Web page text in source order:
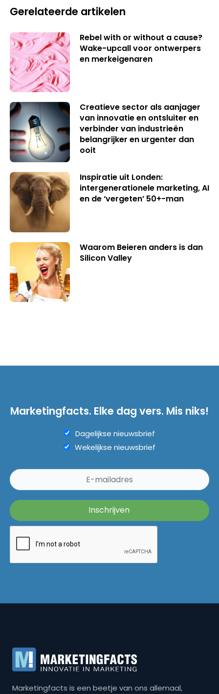
Gerelateerde artikelen
Rebel with or without a cause?
Wake-upcall voor ontwerpers
en merkeigenaren
Creatieve sector als aanjager
van innovatie en ontsluiter en
verbinder van industrieën
belangrijker en urgenter dan
ooit
Inspiratie uit Londen:
intergenerationele marketing, AI
en de ‘vergeten’ 50+-man
Waarom Beieren anders is dan
Silicon Valley
Marketingfacts. Elke dag vers. Mis niks!
Dagelijkse nieuwsbrief
Wekelijkse nieuwsbrief
Marketingfacts is een beetje van ons allemaal,